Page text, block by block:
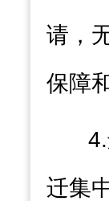
请，
保障
4.
迁集